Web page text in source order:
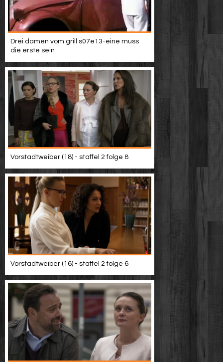
Drei damen vom grill s07e13-eine muss
die erste sein
Vorstadtweiber (18) - staffel 2 folge 8
Vorstadtweiber (16) - staffel 2 folge 6